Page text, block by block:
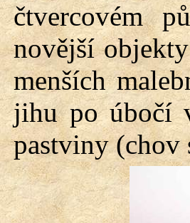
čtvercovém
novější
menších
jihu po úbočí
pastviny (chov